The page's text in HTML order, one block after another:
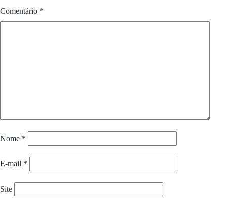
Comentário *
Nome *
E-mail *
Site